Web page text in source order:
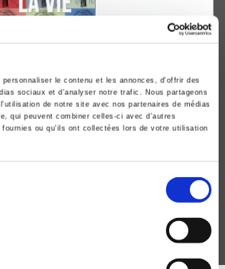
le contenu et les annonces, d'offrir des
sociaux et d'analyser notre trafic. Nous partageons
de notre site avec nos partenaires de médias
qui peuvent combiner celles-ci avec d'autres
ou qu'ils ont collectées lors de votre utilisation
Reynié